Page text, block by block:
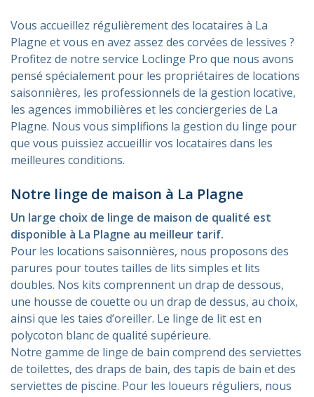
Vous accueillez régulièrement des locataires à La
Plagne et vous en avez assez des corvées de lessives ?
Profitez de notre service Loclinge Pro que nous avons
pensé spécialement pour les propriétaires de locations
saisonnières, les professionnels de la gestion locative,
les agences immobilières et les conciergeries de La
Plagne. Nous vous simplifions la gestion du linge pour
que vous puissiez accueillir vos locataires dans les
meilleures conditions.
Notre linge de maison à La Plagne
Un large choix de linge de maison de qualité est
disponible à La Plagne au meilleur tarif.
Pour les locations saisonnières, nous proposons des
parures pour toutes tailles de lits simples et lits
doubles. Nos kits comprennent un drap de dessous,
une housse de couette ou un drap de dessus, au choix,
ainsi que les taies d’oreiller. Le linge de lit est en
polycoton blanc de qualité supérieure.
Notre gamme de linge de bain comprend des serviettes
de toilettes, des draps de bain, des tapis de bain et des
serviettes de piscine. Pour les loueurs réguliers, nous